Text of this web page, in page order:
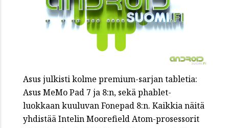
Asus julkisti kolme premium-sarjan tabletia:
Asus MeMo Pad 7 ja 8:n, sekä phablet-
luokkaan kuuluvan Fonepad 8:n. Kaikkia näitä
yhdistää Intelin Moorefield Atom-prosessorit